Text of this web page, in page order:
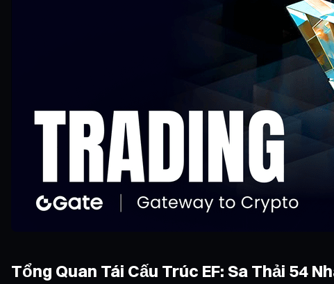
Tổng Quan Tái Cấu Trúc EF: Sa Thải 54